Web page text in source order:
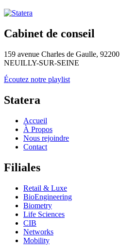
Cabinet de conseil
159 avenue Charles de Gaulle, 92200
NEUILLY-SUR-SEINE
Écoutez notre playlist
Statera
Accueil
À Propos
Nous rejoindre
Contact
Filiales
Retail & Luxe
BioEngineering
Biometry
Life Sciences
CIB
Networks
Mobility